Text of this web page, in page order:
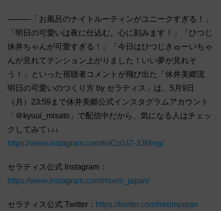
―――「お風呂のナイトルーティンがユニークすぎる！」
「明日の可愛いは夜に仕込む。心に刻みます！」「ひつじ
休井ちゃんが可愛すぎる！」「今日はひつじきゅーいちゃ
んが見れてテンション上がりました！いい夢が見れそ
う！」といった視聴者コメントが飛び出た「休井美郷流
明日の可愛いのつくり方 by セラティス」は、5月9日
（月）23:59まで休井美郷公式インスタグラムアカウント
「＠kyuui_misato」で配信中だから、気になる人はチェッ
クしてみて↓↓↓
https://www.instagram.com/tv/Cc0JZ-3JMmg/
セラティス公式 Instagram：
https://www.instagram.com/mixim_japan/
セラティス公式 Twitter： https://twitter.com/miximjapan